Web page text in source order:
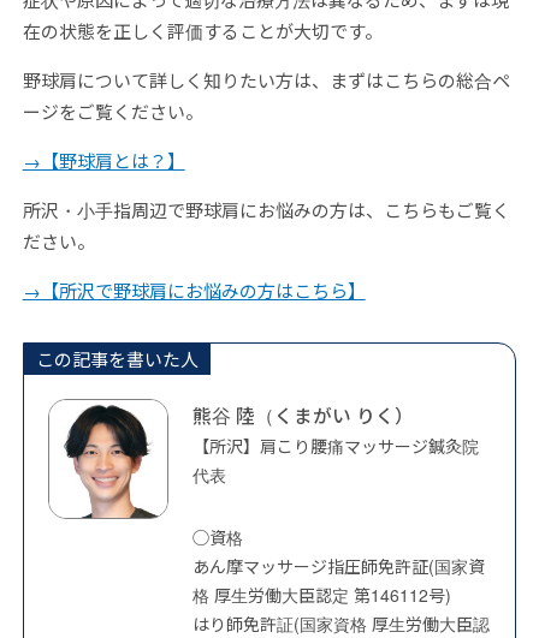
在の状態を正しく評価することが大切です。
野球肩について詳しく知りたい方は、まずはこちらの総合ペ
ージをご覧ください。
→【野球肩とは？】
所沢・小手指周辺で野球肩にお悩みの方は、こちらもご覧く
ださい。
→【所沢で野球肩にお悩みの方はこちら】
この記事を書いた人
熊谷 陸（くまがい りく）
【所沢】肩こり腰痛マッサージ鍼灸院
代表
◯資格
あん摩マッサージ指圧師免許証(国家資
格 厚生労働大臣認定 第146112号)
はり師免許証(国家資格 厚生労働大臣認